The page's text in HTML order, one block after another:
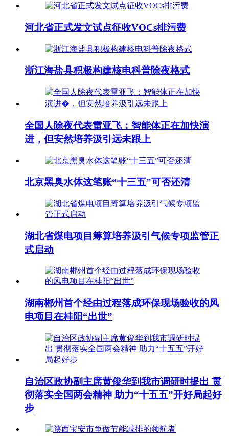
河北省正式发文试点征收VOCs排污费
浙江海盐县积极构建核电科普除夜格式
全国人除夜代表雷亚飞 ：智能体正在加快演
进，但安然培养汲引远未跟上
北京黑臭水体这笔账“十三五”可否还清
湖北省煤电项目筹算培养汲引气候专项监管正
式启动
湖南郴州首个经由过程落成环保现场验收的风
电项目在桂阳“出世”
自治区政协副主席黄俊华到我市调研时提出 贯
彻落实全国两会精神 助力“十五五”开好局起好
步